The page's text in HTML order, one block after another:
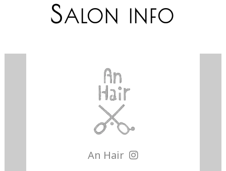
SALON INFO
An Hair